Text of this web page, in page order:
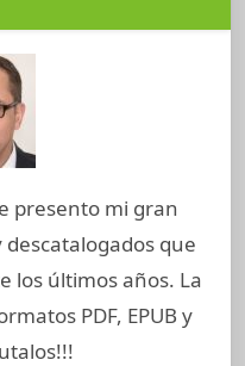
presento mi gran
que
los últimos años. La
PDF, EPUB y